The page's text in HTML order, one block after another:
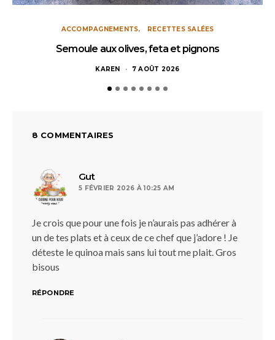
ACCOMPAGNEMENTS RECETTES SALÉES
Semoule aux olives, feta et pignons
KAREN 7 AOÛT 2026
8 COMMENTAIRES
Gutdit :
5 FÉVRIER 2026 À 10:25 AM
Je crois que pour une fois je n’aurais pas adhérer à
un de tes plats et à ceux de ce chef que j’adore ! Je
déteste le quinoa mais sans lui tout me plait. Gros
bisous
RÉPONDRE